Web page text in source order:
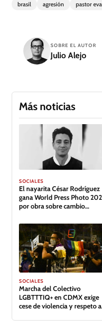
brasil agresión pastor
SOBRE EL AUTOR
Julio Alejo
Más noticias
SOCIALES
El nayarita César Rodríguez
gana World Press Photo
por obra sobre cambio
SOCIALES
Marcha del Colectivo
LGBTTTIQ+ en CDMX exige
cese de violencia y respeto a